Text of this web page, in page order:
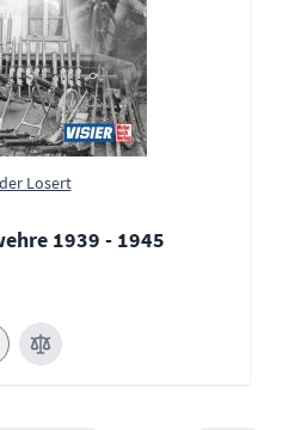
Losert
1939 - 1945